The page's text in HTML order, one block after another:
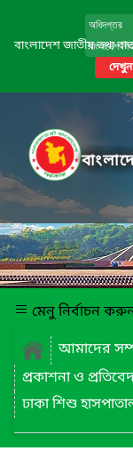
বাংলাদেশ জাতীয় তথ্য
দেখুন
মেনু নির্বাচন
আমাদের
প্রকাশনা ও
ঢাকা শিশু